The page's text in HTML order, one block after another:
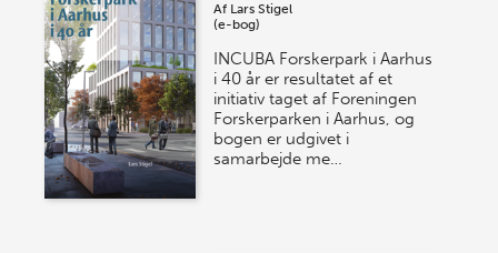
Af Lars Stigel
(e-bog)
INCUBA Forskerpark i Aarhus
i 40 år er resultatet af et
initiativ taget af Foreningen
Forskerparken i Aarhus, og
bogen er udgivet i
samarbejde me…